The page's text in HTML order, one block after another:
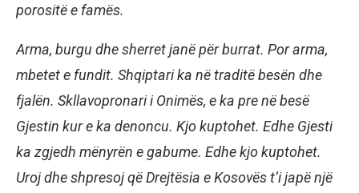
porositë e famës.
Arma, burgu dhe sherret janë për burrat. Por arma,
mbetet e fundit. Shqiptari ka në traditë besën dhe
fjalën. Skllavopronari i Onimës, e ka pre në besë
Gjestin kur e ka denoncu. Kjo kuptohet. Edhe Gjesti
ka zgjedh mënyrën e gabume. Edhe kjo kuptohet.
Uroj dhe shpresoj që Drejtësia e Kosovës t’i japë një